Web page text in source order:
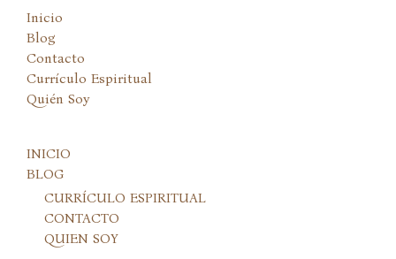
Inicio
Blog
Contacto
Currículo Espiritual
Quién Soy
INICIO
BLOG
CURRÍCULO ESPIRITUAL
CONTACTO
QUIEN SOY